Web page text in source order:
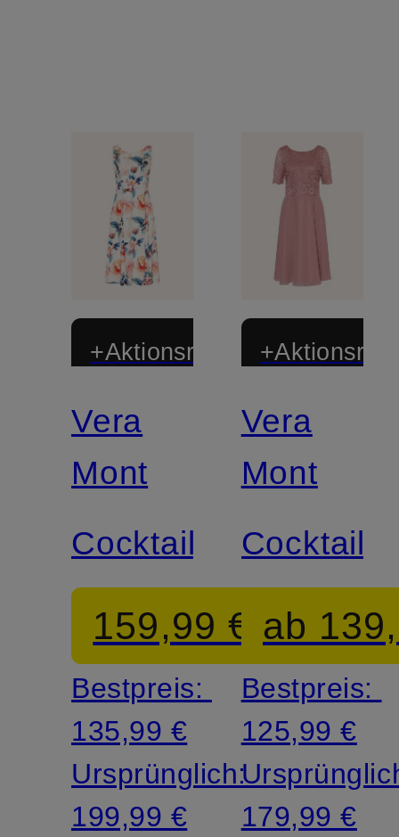
+Aktionsrabatt
Vera
Mont
Cocktailkleid
159,99 €
Bestpreis:
135,99 €
Ursprünglich:
199,99 €
Vera
Mont
ab
Bestpreis:
125,99 €
179,99 €